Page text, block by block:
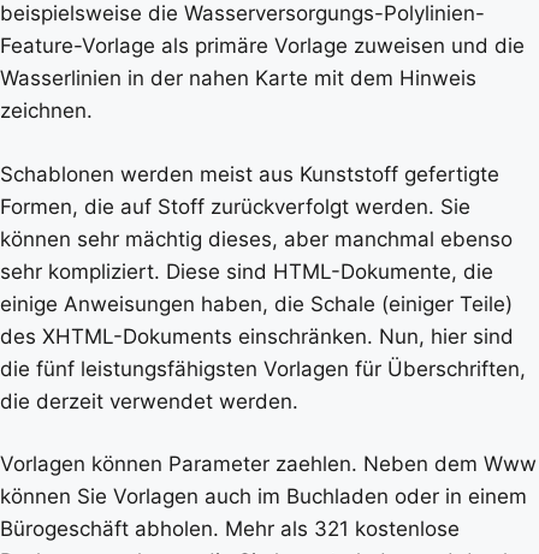
beispielsweise die Wasserversorgungs-Polylinien-
Feature-Vorlage als primäre Vorlage zuweisen und die
Wasserlinien in der nahen Karte mit dem Hinweis
zeichnen.
Schablonen werden meist aus Kunststoff gefertigte
Formen, die auf Stoff zurückverfolgt werden. Sie
können sehr mächtig dieses, aber manchmal ebenso
sehr kompliziert. Diese sind HTML-Dokumente, die
einige Anweisungen haben, die Schale (einiger Teile)
des XHTML-Dokuments einschränken. Nun, hier sind
die fünf leistungsfähigsten Vorlagen für Überschriften,
die derzeit verwendet werden.
Vorlagen können Parameter zaehlen. Neben dem Www
können Sie Vorlagen auch im Buchladen oder in einem
Bürogeschäft abholen. Mehr als 321 kostenlose